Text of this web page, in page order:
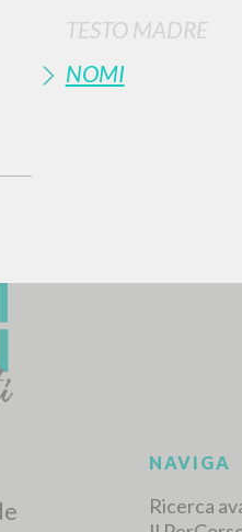
TESTO MADRE
NOMI
OPERA